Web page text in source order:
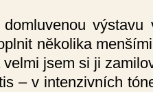
výstavu
několika
jsem si ji
– v intenzivních